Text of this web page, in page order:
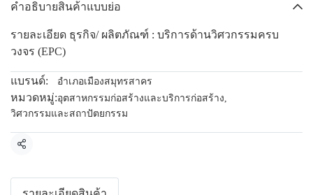
คำอธิบายสินค้าแบบย่อ
รายละเอียด ธุรกิจ/ ผลิตภัณฑ์ : บริการด้านวิศวกรรมครบ
วงจร (EPC)
แบรนด์: อำเภอเมืองสมุทรสาคร
หมวดหมู่:อุตสาหกรรมก่อสร้างและบริการก่อสร้าง,
วิศวกรรมและสถาปัตยกรรม
แชร์